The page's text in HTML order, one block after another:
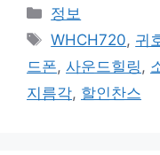
카
테
리
정보
태
그
WHCH720, 귀
드폰, 사운드힐링,
지름각, 할인찬스